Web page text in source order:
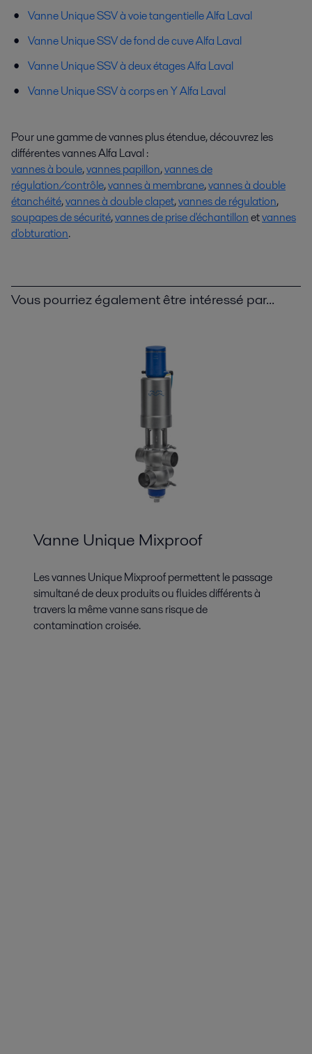
Vanne Unique SSV à voie tangentielle Alfa Laval
Vanne Unique SSV de fond de cuve Alfa Laval
Vanne Unique SSV à deux étages Alfa Laval
Vanne Unique SSV à corps en Y Alfa Laval
Pour une gamme de vannes plus étendue, découvrez les
différentes vannes Alfa Laval :
vannes à boule,vannes papillon,vannes de
régulation/contrôle,vannes à membrane,vannes à double
étanchéité,vannes à double clapet,vannes de régulation,
soupapes de sécurité,vannes de prise d'échantillonetvannes
d'obturation.
Vous pourriez également être intéressé par...
Vanne Unique Mixproof
Les vannes Unique Mixproof permettent le passage
simultané de deux produits ou fluides différents à
travers la même vanne sans risque de
contamination croisée.